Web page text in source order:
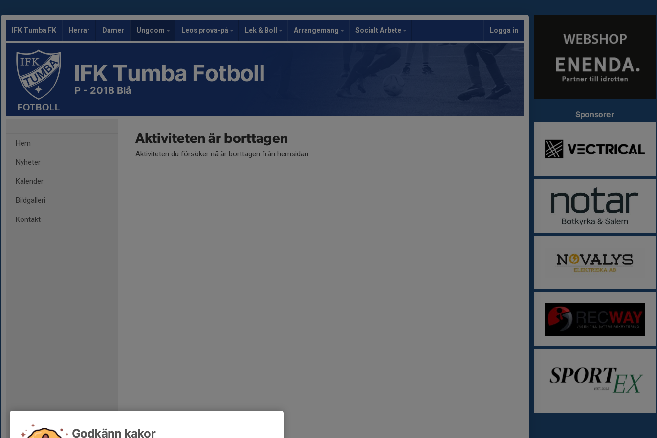
IFK Tumba FK Herrar Damer Ungdom Leos prova-på Lek & Boll Arrangemang Socialt Arbete Logga in
IFK Tumba Fotboll
P - 2018 Blå
Hem
Nyheter
Kalender
Bildgalleri
Kontakt
Aktiviteten är borttagen
Aktiviteten du försöker nå är borttagen från hemsidan.
Sponsorer
Godkänn kakor